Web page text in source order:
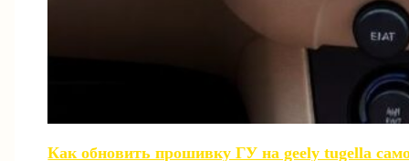
Как обновить прошивку ГУ на geely tugella